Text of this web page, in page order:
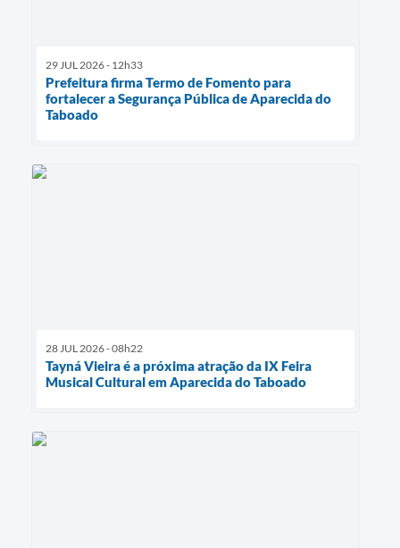
29 JUL 2026 - 12h33
Prefeitura firma Termo de Fomento para
fortalecer a Segurança Pública de Aparecida do
Taboado
28 JUL 2026 - 08h22
Tayná Vieira é a próxima atração da IX Feira
Musical Cultural em Aparecida do Taboado